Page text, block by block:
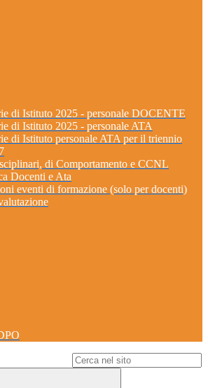
di Istituto 2025 - personale DOCENTE
di Istituto 2025 - personale ATA
di Istituto personale ATA per il triennio
di Comportamento e CCNL
Docenti e Ata
eventi di formazione (solo per docenti)